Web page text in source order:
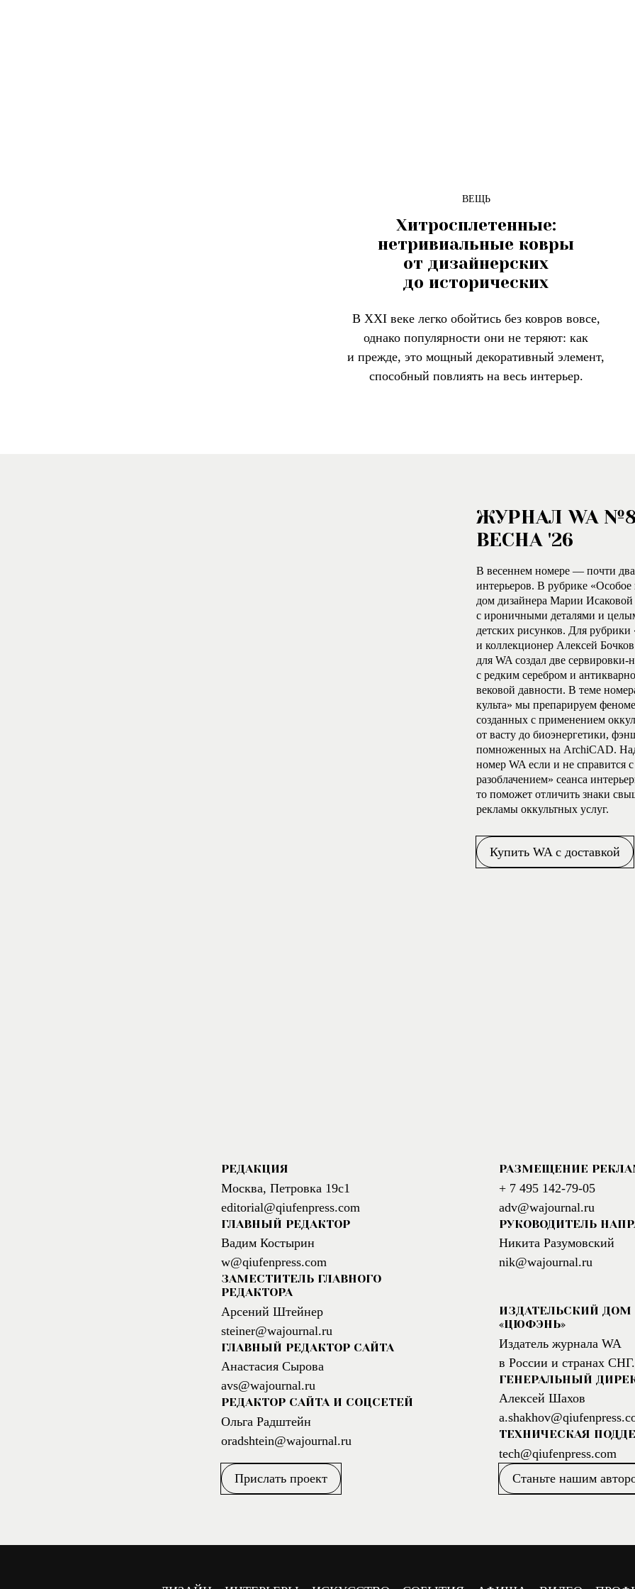
ВЕЩЬ
Хитросплетенные:
нетривиальные ковры
от дизайнерских
до исторических
В XXI веке легко обойтись без ковров вовсе,
однако популярности они не теряют: как
и прежде, это мощный декоративный элемент,
способный повлиять на весь интерьер.
ЖУРНАЛ WA
ВЕСНА '26
В весеннем номере — почти два
интерьеров. В рубрике
дом дизайнера Марии
с ироничными деталями и
детских рисунков. Для рубрики
и коллекционер Алексей
для WA создал две сервировки-
с редким серебром и
вековой давности. В теме
культа» мы препарируем
созданных с применением
от васту до биоэнергетики,
помноженных на ArchiCAD.
номер WA если и не справится
разоблачением» сеанса
то поможет отличить знаки
рекламы оккультных услуг.
Купить WA с доставкой
РЕДАКЦИЯ
Москва, Петровка 19с1
editorial@qiufenpress.com
ГЛАВНЫЙ РЕДАКТОР
Вадим Костырин
w@qiufenpress.com
ЗАМЕСТИТЕЛЬ ГЛАВНОГО
РЕДАКТОРА
Арсений Штейнер
steiner@wajournal.ru
ГЛАВНЫЙ РЕДАКТОР САЙТА
Анастасия Сырова
avs@wajournal.ru
РЕДАКТОР САЙТА И СОЦСЕТЕЙ
Ольга Радштейн
oradshtein@wajournal.ru
Прислать проект
РАЗМЕЩЕНИЕ
+ 7 495 142-79-05
adv@wajournal.ru
РУКОВОДИТЕЛЬ
Никита Разумовский
nik@wajournal.ru
ИЗДАТЕЛЬСКИЙ ДОМ
«ЦЮФЭНЬ»
Издатель журнала WA
в России и странах СНГ.
ГЕНЕРАЛЬНЫЙ
Алексей Шахов
ТЕХНИЧЕСКАЯ
tech@qiufenpress.com
Станьте нашим